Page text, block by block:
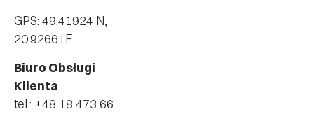
GPS: 49.41924 N,
20.92661E
Biuro Obsługi
Klienta
tel.: +48 18 473 66